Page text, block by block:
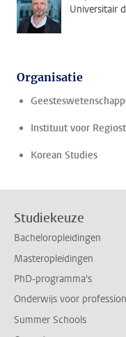
Universitair
Organisatie
Instituut voor
Korean Studies
Studiekeuze
Bacheloropleidingen
Masteropleidingen
PhD-programma's
Onderwijs voor
Summer Schools